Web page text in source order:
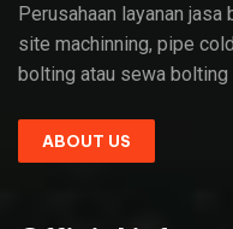
Perusahaan layanan
site machinning, pipe
bolting atau sewa bolting
ABOUT US